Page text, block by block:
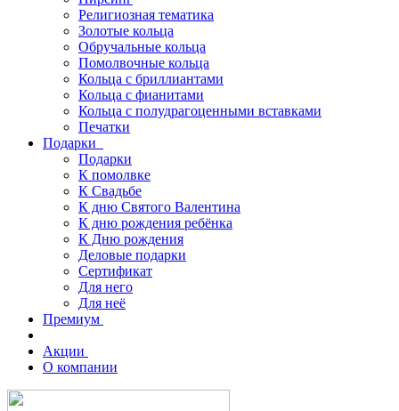
Религиозная тематика
Золотые кольца
Обручальные кольца
Помолвочные кольца
Кольца с бриллиантами
Кольца с фианитами
Кольца с полудрагоценными вставками
Печатки
Подарки
Подарки
К помолвке
К Свадьбе
К дню Святого Валентина
К дню рождения ребёнка
К Дню рождения
Деловые подарки
Сертификат
Для него
Для неё
Премиум
Акции
О компании